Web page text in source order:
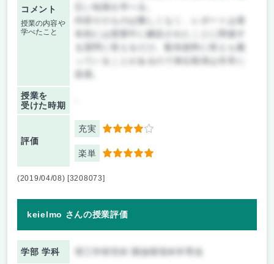
コメント
授業の内容や
学べたこと
広い知識を学べる。
本的には授業中に解説されたことに関連す
る質問に答えるだけ。配布資料に答えも載
っていることがあるので単位取得は非常に
授業を
受けた時期
評価
充実 4
楽単 5
(2019/04/08) [3208073]
keielmo さんの授業評価
学部 学科 理工学研究科 開放環境科学専攻